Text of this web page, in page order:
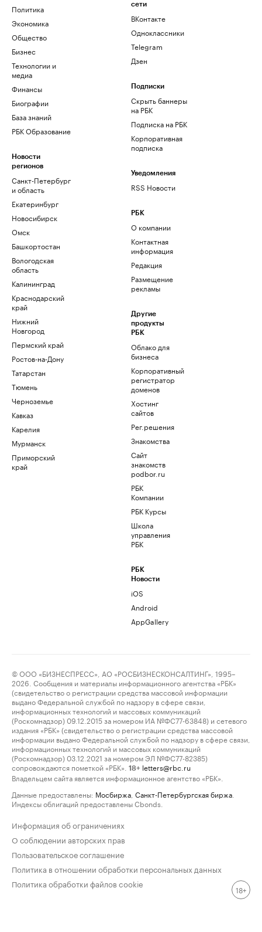
Политика
Экономика
Общество
Бизнес
Технологии и
медиа
Финансы
Биографии
База знаний
РБК Образование
Новости
регионов
Санкт-Петербург
и область
Екатеринбург
Новосибирск
Омск
Башкортостан
Вологодская
область
Калининград
Краснодарский
край
Нижний
Новгород
Пермский край
Ростов-на-Дону
Татарстан
Тюмень
Черноземье
Кавказ
Карелия
Мурманск
Приморский
край
сети
ВКонтакте
Одноклассники
Telegram
Дзен
Подписки
Скрыть баннеры
на РБК
Подписка на РБК
Корпоративная
подписка
Уведомления
RSS Новости
РБК
О компании
Контактная
информация
Редакция
Размещение
рекламы
Другие
продукты
РБК
Облако для
бизнеса
Корпоративный
регистратор
доменов
Хостинг
сайтов
Рег.решения
Знакомства
Сайт
знакомств
podbor.ru
РБК
Компании
РБК Курсы
Школа
управления
РБК
РБК
Новости
iOS
Android
AppGallery
© ООО «БИЗНЕСПРЕСС», АО «РОСБИЗНЕСКОНСАЛТИНГ», 1995–
2026. Сообщения и материалы информационного агентства «РБК»
(свидетельство о регистрации средства массовой информации
выдано Федеральной службой по надзору в сфере связи,
информационных технологий и массовых коммуникаций
(Роскомнадзор) 09.12.2015 за номером ИА №ФС77-63848) и сетевого
издания «РБК» (свидетельство о регистрации средства массовой
информации выдано Федеральной службой по надзору в сфере связи,
информационных технологий и массовых коммуникаций
(Роскомнадзор) 03.12.2021 за номером ЭЛ №ФС77-82385)
сопровождаются пометкой «РБК».
18+ letters@rbc.ru
Владельцем сайта является информационное агентство «РБК».
Данные предоставлены: Мосбиржа Санкт-Петербургская биржа
Индексы облигаций предоставлены Cbonds.
Информация об ограничениях
О соблюдении авторских прав
Пользовательское соглашение
Политика в отношении обработки персональных данных
Политика обработки файлов cookie
18+